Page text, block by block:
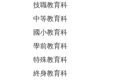
技職教育科
中等教育科
國小教育科
學前教育科
特殊教育科
終身教育科